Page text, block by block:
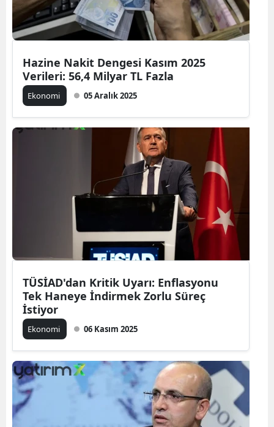
Hazine Nakit Dengesi Kasım 2025
Verileri: 56,4 Milyar TL Fazla
Ekonomi 05 Aralık 2025
TÜSİAD'dan Kritik Uyarı: Enflasyonu
Tek Haneye İndirmek Zorlu Süreç
İstiyor
Ekonomi 06 Kasım 2025